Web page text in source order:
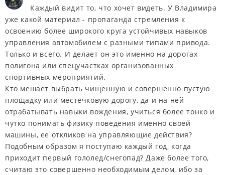
Каждый видит то, что хочет видеть. У Владимира
уже какой материал - пропаганда стремления к
освоению более широкого круга устойчивых навыков
управления автомобилем с разными типами привода.
Только и всего. И делает он это именно на дорогах
полигона или спецучастках организованных
спортивных мероприятий.
Кто мешает выбрать чищенную и совершенно пустую
площадку или местечковую дорогу, да и на ней
отрабатывать навыки вождения, учиться более тонко и
чутко понимать физику поведения именно своей
машины, ее откликов на управляющие действия?
Подобным образом я поступаю каждый год, когда
приходит первый гололед/снегопад? Даже более того,
считаю это совершенно необходимым делом, ибо за